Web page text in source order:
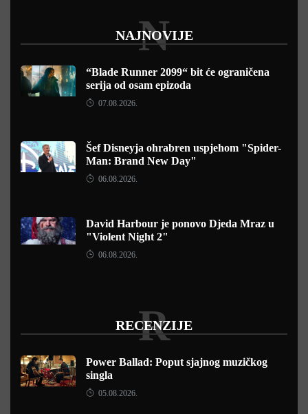
NAJNOVIJE
N
“Blade Runner 2099“ bit će ograničena
serija od osam epizoda
07.08.2026.
Šef Disneyja ohrabren uspjehom "Spider-
Man: Brand New Day"
06.08.2026.
David Harbour je ponovo Djeda Mraz u
"Violent Night 2"
06.08.2026.
RECENZIJE
R
Power Ballad: Poput sjajnog muzičkog
singla
05.08.2026.